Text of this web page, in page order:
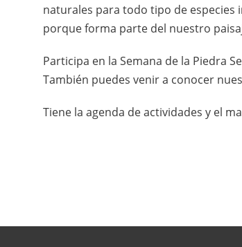
naturales para todo tipo de especies
porque forma parte del nuestro
Participa en la Semana de la Piedra
También puedes venir a conocer
Tiene la agenda de actividades y el